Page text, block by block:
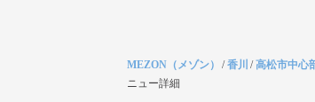
MEZON（メゾン） /香川 /高松市中心
ニュー詳細